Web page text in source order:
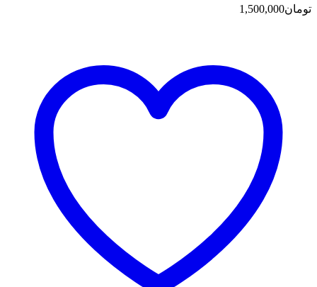
تومان1,500,000